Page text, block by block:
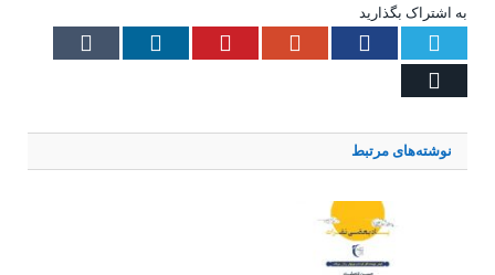
به اشتراک بگذارید
Twitter
Facebook
Google+
Pinterest
LinkedIn
نوشته‌های مرتبط